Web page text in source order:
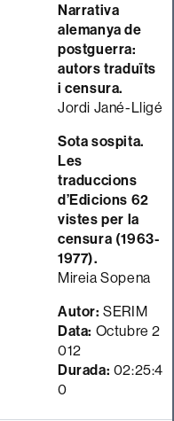
Narrativa
alemanya de
postguerra:
autors traduïts
i censura.
Jordi Jané-Lligé
Sota sospita.
Les
traduccions
d’Edicions 62
vistes per la
censura (1963-
1977).
Mireia Sopena
Autor:SERIM
Data: Octubre 2
012
Durada: 02:25:4
0